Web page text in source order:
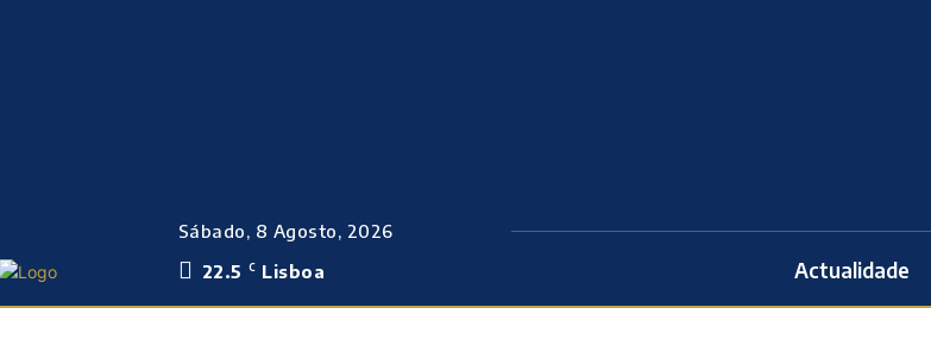
Sábado, 8 Agosto, 2026
22.5
C Lisboa Actualidade